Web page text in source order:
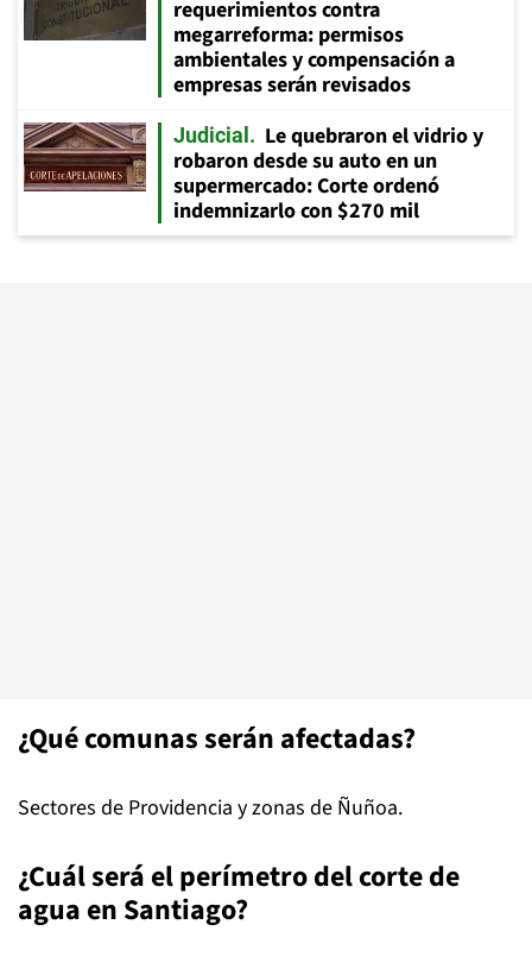
requerimientos contra
megarreforma: permisos
ambientales y compensación a
empresas serán revisados
Judicial
Le quebraron el vidrio y
robaron desde su auto en un
supermercado: Corte ordenó
indemnizarlo con $270 mil
¿Qué comunas serán afectadas?
Sectores de Providencia y zonas de Ñuñoa.
¿Cuál será el perímetro del corte de
agua en Santiago?